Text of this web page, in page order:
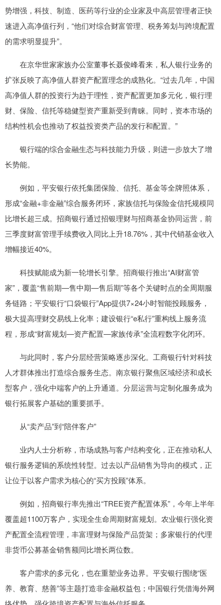
势增强，科技、制造、医药等行业的企业家及中高层管理者正快
速进入高净值行列，“他们对综合财富管理、税务筹划与跨境配置
的需求明显提升”。
在京华世家家族办公室董事长聂俊峰看来，私人银行业务的
扩张反映了高净值人群资产配置理念的成熟化。“过去几年，中国
高净值人群的投资行为趋于理性，资产配置更加多元化，银行理
财、保险、信托等稳健型资产重新受到青睐。同时，资本市场的
结构性机会也推动了权益投资类产品的发行和配置。”
银行端的综合金融生态与科技能力升级，则进一步放大了增
长势能。
例如，平安银行依托集团保险、信托、基金等全牌照体系，
形成“金融+非金融”综合服务闭环，家族信托与保险金信托规模同
比增长超三成。招商银行通过招银理财与招商基金协同运营，前
三季度财富管理手续费收入同比上升18.76%，其中代销基金收入
增幅接近40%。
科技赋能成为新一轮增长引擎。招商银行推出“AI财富管
家”，覆盖“售前期—售中期—售后期”等各个关键时点的全周期服
务链路；平安银行“口袋银行”App提供7×24小时智能投顾服务，
极大提高理财交易线上化率；建设银行“e私行”重构线上服务流
程，形成“财富规划—资产配置—家族传承”全流程数字化闭环。
与此同时，客户分层经营策略逐步深化。工商银行针对科技
人才群体推出打造综合服务生态。南京银行聚焦区域经济和成长
型客户，强化中端客户的上升通道。分层运营与定制化服务成为
银行拓展客户基础的重要抓手。
从“卖产品”到“陪伴客户”
业内人士分析称，市场成熟与客户结构变化，正在推动私人
银行服务逻辑的系统性转型。过去以产品销售为导向的模式，正
让位于以客户需求为核心的“买方投顾”体系。
例如，招商银行率先推出“TREE资产配置体系”，今年上半年
覆盖超1100万客户，实现全生命周期财富规划。农业银行强化资
产配置全流程管理，丰富理财与保险产品货架；多家银行的代理
非货币公募基金销售额同比增长两位数。
客户需求的多元化，也在重塑业务边界。平安银行围绕“医
养、教育、慈善”等主题打造非金融权益包；中国银行凭借海外网